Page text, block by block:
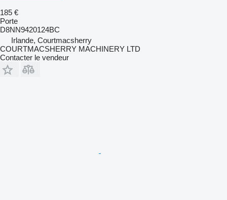
185 €
Porte
D8NN9420124BC
Irlande, Courtmacsherry
COURTMACSHERRY MACHINERY LTD
Contacter le vendeur